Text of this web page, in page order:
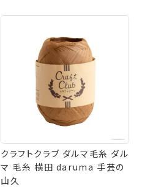
クラフトクラブ ダルマ毛糸 ダル
マ 毛糸 横田 daruma 手芸の
山久